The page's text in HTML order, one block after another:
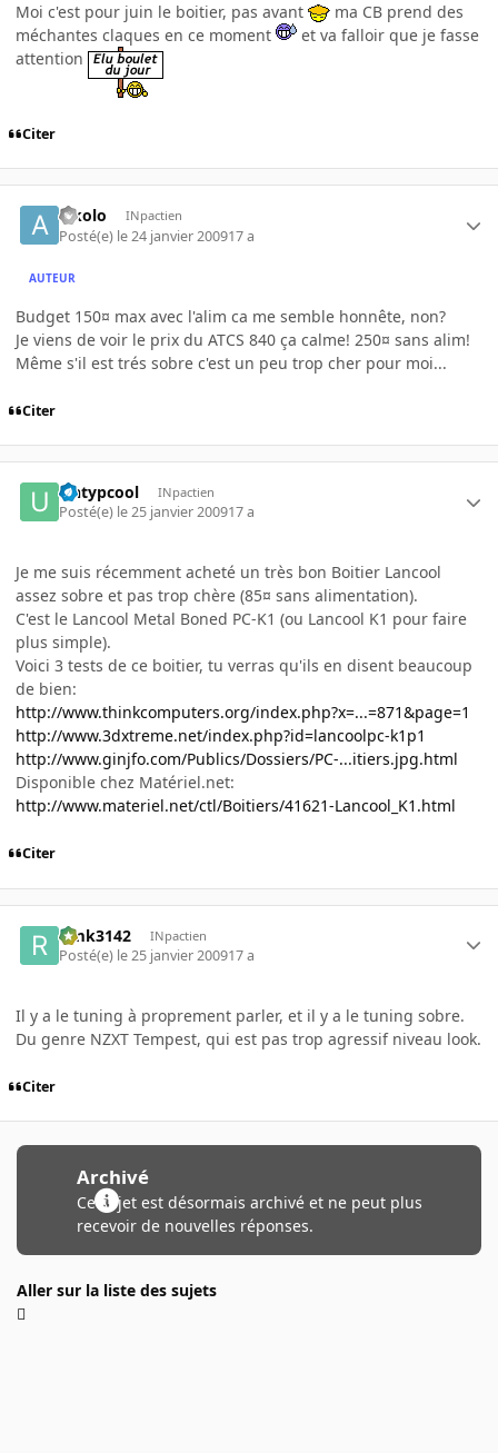
Moi c'est pour juin le boitier, pas avant
ma CB prend des
méchantes claques en ce moment
et va falloir que je fasse
attention
Citer
alkolo INpactien
Posté(e) le 24 janvier 200917 a
AUTEUR
Budget 150¤ max avec l'alim ca me semble honnête, non?
Je viens de voir le prix du ATCS 840 ça calme! 250¤ sans alim!
Même s'il est trés sobre c'est un peu trop cher pour moi...
Citer
Untypcool INpactien
Posté(e) le 25 janvier 200917 a
Je me suis récemment acheté un très bon Boitier Lancool
assez sobre et pas trop chère (85¤ sans alimentation).
C'est le Lancool Metal Boned PC-K1 (ou Lancool K1 pour faire
plus simple).
Voici 3 tests de ce boitier, tu verras qu'ils en disent beaucoup
de bien:
http://www.thinkcomputers.org/index.php?x=...=871&page=1
http://www.3dxtreme.net/index.php?id=lancoolpc-k1p1
http://www.ginjfo.com/Publics/Dossiers/PC-...itiers.jpg.html
Disponible chez Matériel.net:
http://www.materiel.net/ctl/Boitiers/41621-Lancool_K1.html
Citer
rimk3142 INpactien
Posté(e) le 25 janvier 200917 a
Il y a le tuning à proprement parler, et il y a le tuning sobre.
Du genre NZXT Tempest, qui est pas trop agressif niveau look.
Citer
Archivé
Ce sujet est désormais archivé et ne peut plus
recevoir de nouvelles réponses.
Aller sur la liste des sujets